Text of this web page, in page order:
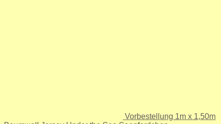
Vorbestellung 1m x 1,50m